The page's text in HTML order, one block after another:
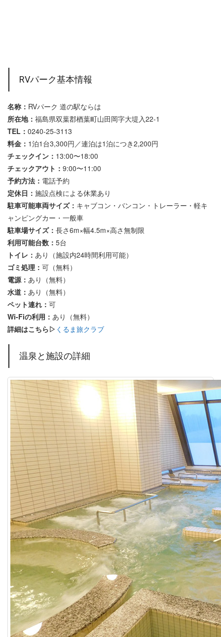
RVパーク基本情報
名称： RVパーク 道の駅ならは
所在地： 福島県双葉郡楢葉町山田岡字大堤入22-1
TEL： 0240-25-3113
料金： 1泊1台3,300円／連泊は1泊につき2,200円
チェックイン： 13:00〜18:00
チェックアウト： 9:00〜11:00
予約方法： 電話予約
定休日： 施設点検による休業あり
駐車可能車両サイズ： キャブコン・バンコン・トレーラー・軽キ
ャンピングカー・一般車
駐車場サイズ： 長さ6m×幅4.5m×高さ無制限
利用可能台数： 5台
トイレ： あり（施設内24時間利用可能）
ゴミ処理： 可（無料）
電源： あり（無料）
水道： あり（無料）
ペット連れ： 可
Wi-Fiの利用： あり（無料）
詳細はこちら▷ くるま旅クラブ
温泉と施設の詳細